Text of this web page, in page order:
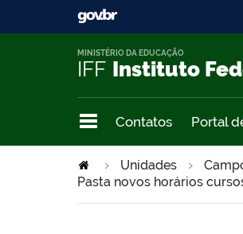
IFF Instituto
MINISTÉRIO DA EDUCAÇÃO
Contatos Portal
Unidades
Pasta novos horários